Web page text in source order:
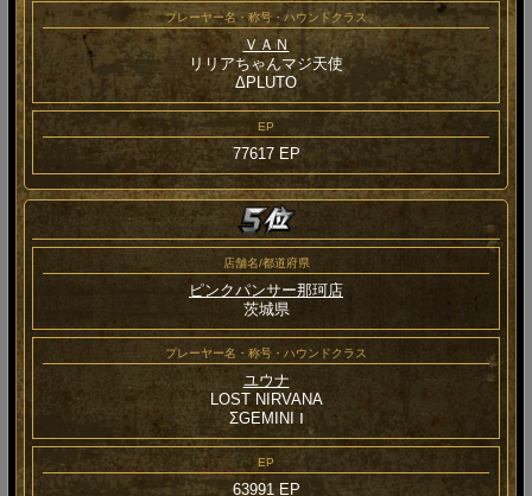
プレーヤー名・称号・ハウンドクラス
ＶＡＮ
リリアちゃんマジ天使
ΔPLUTO
EP
77617 EP
店舗名/都道府県
ピンクパンサー那珂店
茨城県
プレーヤー名・称号・ハウンドクラス
ユウナ
LOST NIRVANA
ΣGEMINI Ⅰ
EP
63991 EP